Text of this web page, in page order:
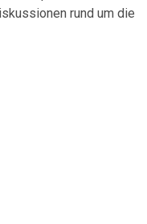
rund um die